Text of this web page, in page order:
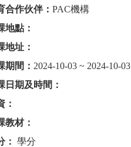
合作伙伴： PAC機構
地點：
地址：
期間： 2024-10-03 ~ 2024-10-03
日期及時間：
：
教材：
： 學分